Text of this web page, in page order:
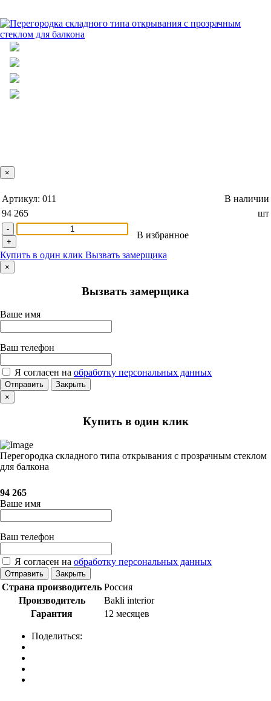
×
Артикул: 011
В наличии
94 265
шт
-
+
В избранное
Купить в один клик Вызвать замерщика
×
Вызвать замерщика
Ваше имя
Ваш телефон
Я согласен на обработку персональных данных
Отправить
Закрыть
×
Купить в один клик
Перегородка складного типа открывания с прозрачным стеклом
для балкона
94 265
Ваше имя
Ваш телефон
Я согласен на обработку персональных данных
Отправить Закрыть
Страна производитель Россия
Производитель
Bakli interior
Гарантия
12 месяцев
Поделиться: